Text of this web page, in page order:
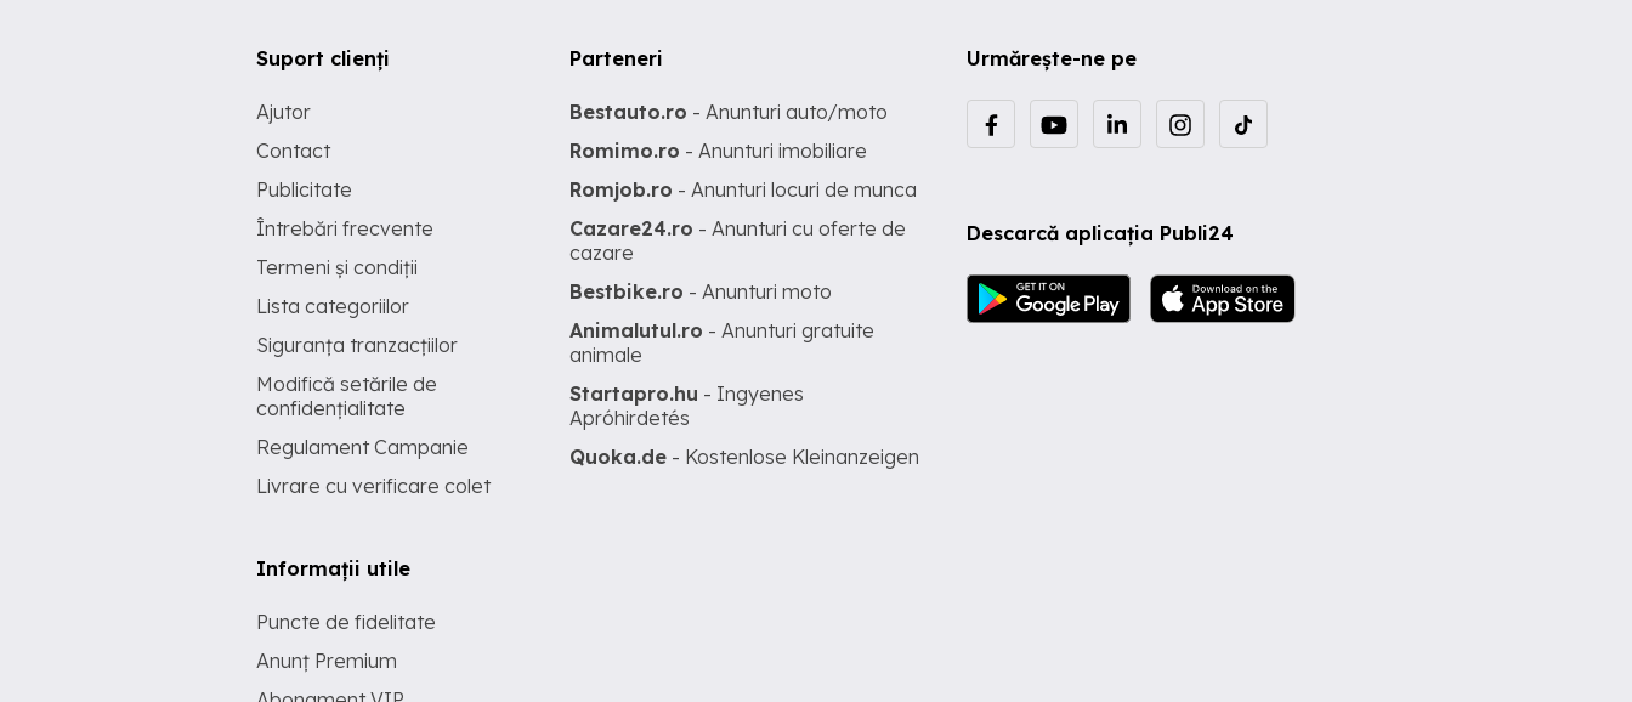
Urmărește-ne pe
Descarcă aplicația Publi24
Suport clienți
Ajutor
Contact
Publicitate
Întrebări frecvente
Termeni și condiții
Lista categoriilor
Siguranța tranzacțiilor
Modifică setările de
confidențialitate
Regulament Campanie
Livrare cu verificare colet
Informații utile
Puncte de fidelitate
Anunț Premium
Parteneri
Bestauto.ro - Anunturi auto/moto
Romimo.ro - Anunturi imobiliare
Romjob.ro - Anunturi locuri de munca
Cazare24.ro - Anunturi cu oferte de
cazare
Bestbike.ro - Anunturi moto
Animalutul.ro - Anunturi gratuite
animale
Startapro.hu - Ingyenes
Apróhirdetés
Quoka.de - Kostenlose Kleinanzeigen